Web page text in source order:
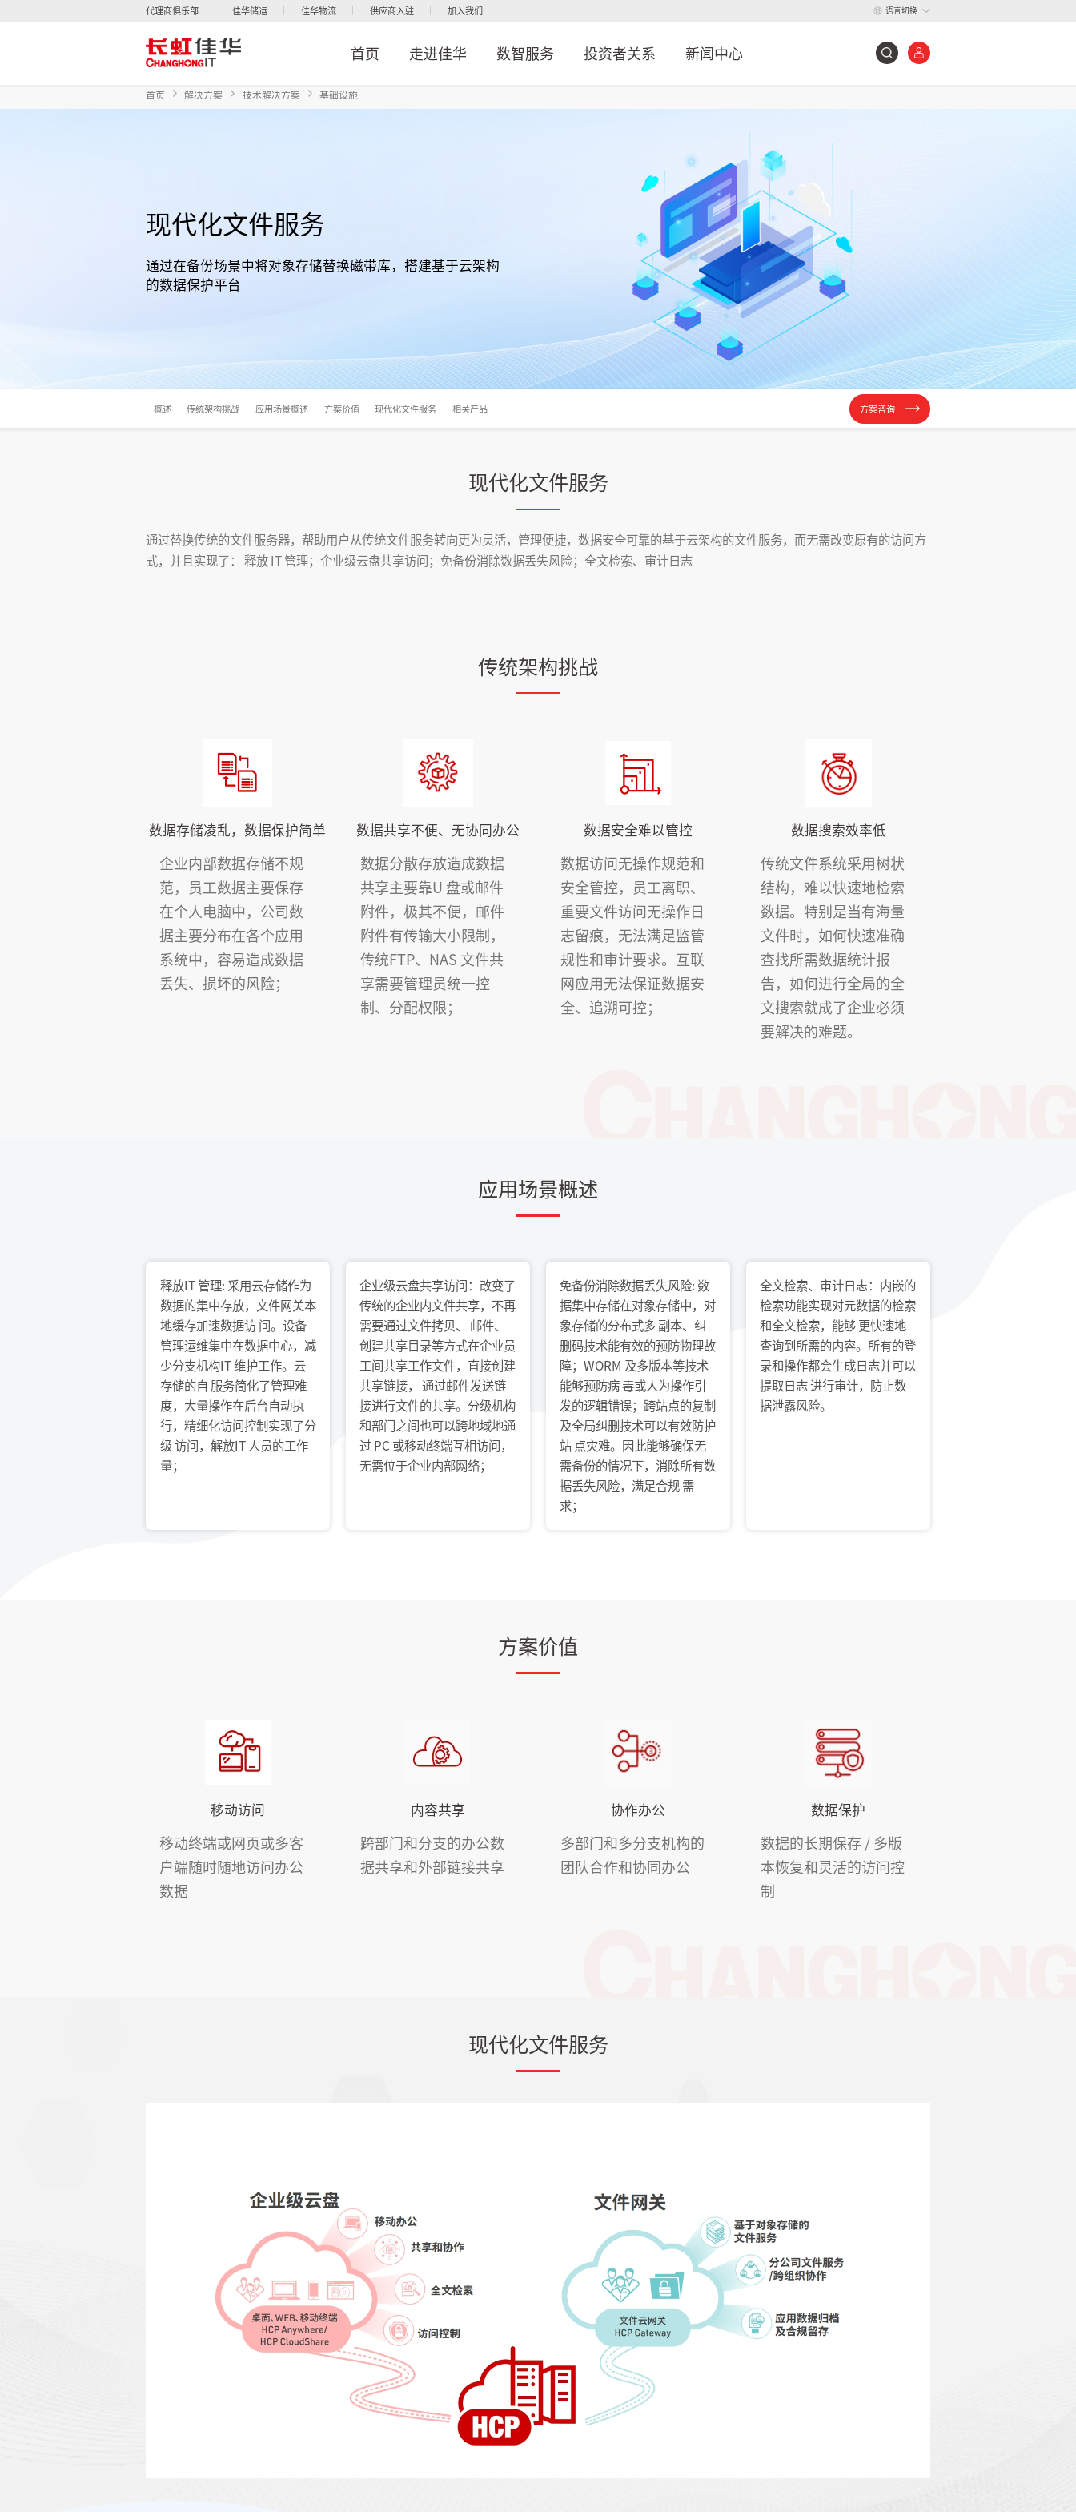
代理商俱乐部 佳华储运 佳华物流 供应商入驻 加入我们 语言切换
首页 走进佳华 数智服务 投资者关系 新闻中心
首页 解决方案 技术解决方案 基础设施
现代化文件服务
通过在备份场景中将对象存储替换磁带库，搭建基于云架构
的数据保护平台
概述 传统架构挑战 应用场景概述 方案价值 现代化文件服务 相关产品 方案咨询
现代化文件服务
通过替换传统的文件服务器，帮助用户从传统文件服务转向更为灵活，管理便捷，数据安全可靠的基于云架构的文件服务，而无需改变原有的访问方
式，并且实现了： 释放 IT 管理；企业级云盘共享访问；免备份消除数据丢失风险；全文检索、审计日志
传统架构挑战
数据存储凌乱，数据保护简单
企业内部数据存储不规
范，员工数据主要保存
在个人电脑中，公司数
据主要分布在各个应用
系统中，容易造成数据
丢失、损坏的风险；
数据共享不便、无协同办公
数据分散存放造成数据
共享主要靠U 盘或邮件
附件，极其不便，邮件
附件有传输大小限制，
传统FTP、NAS 文件共
享需要管理员统一控
制、分配权限；
数据安全难以管控
数据访问无操作规范和
安全管控，员工离职、
重要文件访问无操作日
志留痕，无法满足监管
规性和审计要求。互联
网应用无法保证数据安
全、追溯可控；
数据搜索效率低
传统文件系统采用树状
结构，难以快速地检索
数据。特别是当有海量
文件时，如何快速准确
查找所需数据统计报
告，如何进行全局的全
文搜索就成了企业必须
要解决的难题。
应用场景概述
释放IT 管理: 采用云存储作为
数据的集中存放，文件网关本
地缓存加速数据访 问。设备
管理运维集中在数据中心，减
少分支机构IT 维护工作。云
存储的自 服务简化了管理难
度，大量操作在后台自动执
行，精细化访问控制实现了分
级 访问，解放IT 人员的工作
量；
企业级云盘共享访问：改变了
传统的企业内文件共享，不再
需要通过文件拷贝、 邮件、
创建共享目录等方式在企业员
工间共享工作文件，直接创建
共享链接， 通过邮件发送链
接进行文件的共享。分级机构
和部门之间也可以跨地域地通
过 PC 或移动终端互相访问，
无需位于企业内部网络；
免备份消除数据丢失风险: 数
据集中存储在对象存储中，对
象存储的分布式多 副本、纠
删码技术能有效的预防物理故
障；WORM 及多版本等技术
能够预防病 毒或人为操作引
发的逻辑错误；跨站点的复制
及全局纠删技术可以有效防护
站 点灾难。因此能够确保无
需备份的情况下，消除所有数
据丢失风险，满足合规 需
求；
全文检索、审计日志：内嵌的
检索功能实现对元数据的检索
和全文检索，能够 更快速地
查询到所需的内容。所有的登
录和操作都会生成日志并可以
提取日志 进行审计，防止数
据泄露风险。
方案价值
移动访问
移动终端或网页或多客
户端随时随地访问办公
数据
内容共享
跨部门和分支的办公数
据共享和外部链接共享
协作办公
多部门和多分支机构的
团队合作和协同办公
数据保护
数据的长期保存 / 多版
本恢复和灵活的访问控
制
现代化文件服务